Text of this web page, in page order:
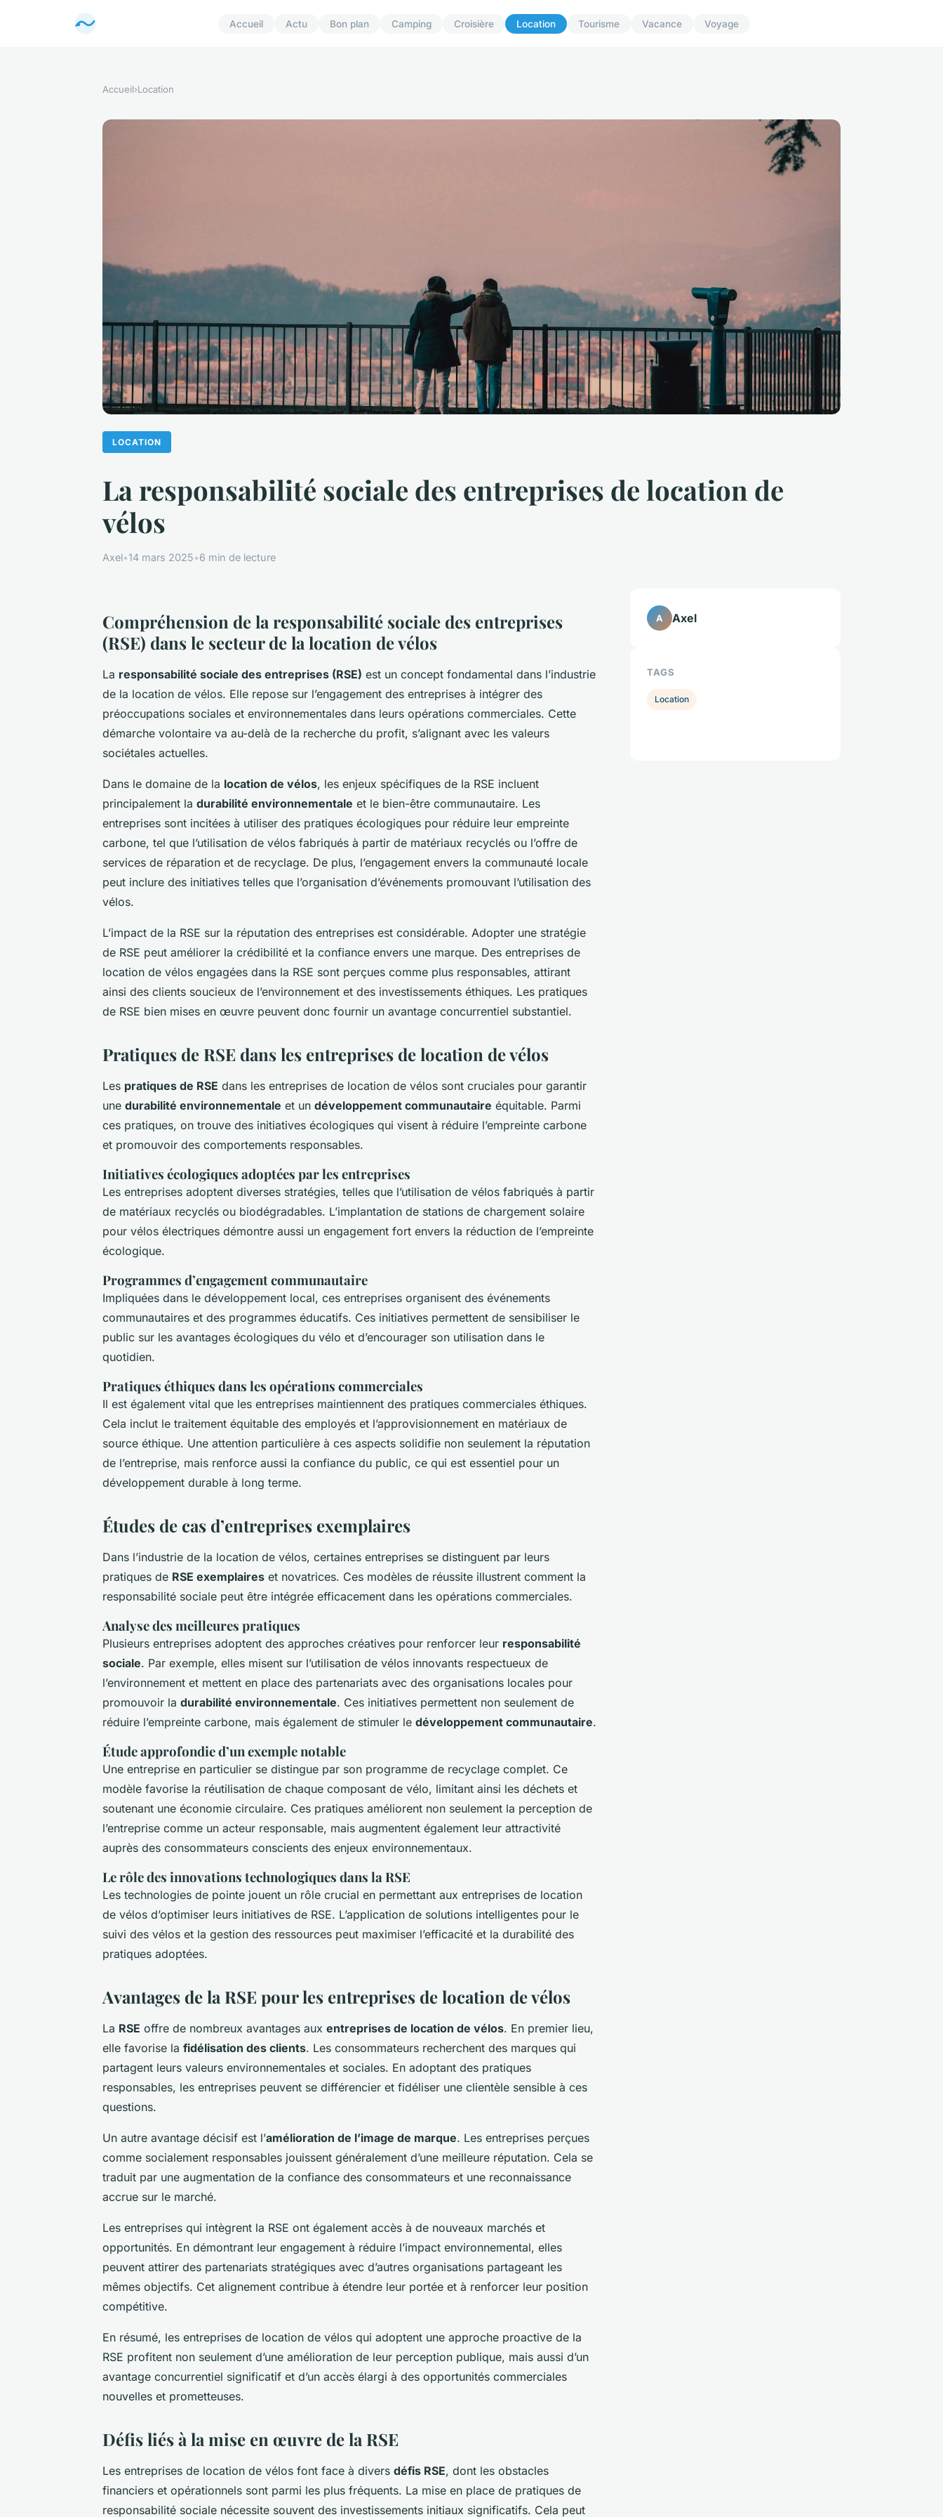
Accueil Actu Bon plan Camping Croisière Location Tourisme Vacance Voyage
Accueil›Location
LOCATION
La responsabilité sociale des entreprises de location de
vélos
Axel•14 mars 2025•6 min de lecture
Compréhension de la responsabilité sociale des entreprises
(RSE) dans le secteur de la location de vélos
La responsabilité sociale des entreprises (RSE) est un concept fondamental dans l’industrie
de la location de vélos. Elle repose sur l’engagement des entreprises à intégrer des
préoccupations sociales et environnementales dans leurs opérations commerciales. Cette
démarche volontaire va au-delà de la recherche du profit, s’alignant avec les valeurs
sociétales actuelles.
Dans le domaine de la location de vélos, les enjeux spécifiques de la RSE incluent
principalement la durabilité environnementale et le bien-être communautaire. Les
entreprises sont incitées à utiliser des pratiques écologiques pour réduire leur empreinte
carbone, tel que l’utilisation de vélos fabriqués à partir de matériaux recyclés ou l’offre de
services de réparation et de recyclage. De plus, l’engagement envers la communauté locale
peut inclure des initiatives telles que l’organisation d’événements promouvant l’utilisation des
vélos.
L’impact de la RSE sur la réputation des entreprises est considérable. Adopter une stratégie
de RSE peut améliorer la crédibilité et la confiance envers une marque. Des entreprises de
location de vélos engagées dans la RSE sont perçues comme plus responsables, attirant
ainsi des clients soucieux de l’environnement et des investissements éthiques. Les pratiques
de RSE bien mises en œuvre peuvent donc fournir un avantage concurrentiel substantiel.
Pratiques de RSE dans les entreprises de location de vélos
Les pratiques de RSE dans les entreprises de location de vélos sont cruciales pour garantir
une durabilité environnementale et un développement communautaire équitable. Parmi
ces pratiques, on trouve des initiatives écologiques qui visent à réduire l’empreinte carbone
et promouvoir des comportements responsables.
Initiatives écologiques adoptées par les entreprises
Les entreprises adoptent diverses stratégies, telles que l’utilisation de vélos fabriqués à partir
de matériaux recyclés ou biodégradables. L’implantation de stations de chargement solaire
pour vélos électriques démontre aussi un engagement fort envers la réduction de l’empreinte
écologique.
Programmes d’engagement communautaire
Impliquées dans le développement local, ces entreprises organisent des événements
communautaires et des programmes éducatifs. Ces initiatives permettent de sensibiliser le
public sur les avantages écologiques du vélo et d’encourager son utilisation dans le
quotidien.
Pratiques éthiques dans les opérations commerciales
Il est également vital que les entreprises maintiennent des pratiques commerciales éthiques.
Cela inclut le traitement équitable des employés et l’approvisionnement en matériaux de
source éthique. Une attention particulière à ces aspects solidifie non seulement la réputation
de l’entreprise, mais renforce aussi la confiance du public, ce qui est essentiel pour un
développement durable à long terme.
Études de cas d’entreprises exemplaires
Dans l’industrie de la location de vélos, certaines entreprises se distinguent par leurs
pratiques de RSE exemplaires et novatrices. Ces modèles de réussite illustrent comment la
responsabilité sociale peut être intégrée efficacement dans les opérations commerciales.
Analyse des meilleures pratiques
Plusieurs entreprises adoptent des approches créatives pour renforcer leur responsabilité
sociale. Par exemple, elles misent sur l’utilisation de vélos innovants respectueux de
l’environnement et mettent en place des partenariats avec des organisations locales pour
promouvoir la durabilité environnementale. Ces initiatives permettent non seulement de
réduire l’empreinte carbone, mais également de stimuler le développement communautaire.
Étude approfondie d’un exemple notable
Une entreprise en particulier se distingue par son programme de recyclage complet. Ce
modèle favorise la réutilisation de chaque composant de vélo, limitant ainsi les déchets et
soutenant une économie circulaire. Ces pratiques améliorent non seulement la perception de
l’entreprise comme un acteur responsable, mais augmentent également leur attractivité
auprès des consommateurs conscients des enjeux environnementaux.
Le rôle des innovations technologiques dans la RSE
Les technologies de pointe jouent un rôle crucial en permettant aux entreprises de location
de vélos d’optimiser leurs initiatives de RSE. L’application de solutions intelligentes pour le
suivi des vélos et la gestion des ressources peut maximiser l’efficacité et la durabilité des
pratiques adoptées.
Avantages de la RSE pour les entreprises de location de vélos
La RSE offre de nombreux avantages aux entreprises de location de vélos. En premier lieu,
elle favorise la fidélisation des clients. Les consommateurs recherchent des marques qui
partagent leurs valeurs environnementales et sociales. En adoptant des pratiques
responsables, les entreprises peuvent se différencier et fidéliser une clientèle sensible à ces
questions.
Un autre avantage décisif est l’amélioration de l’image de marque. Les entreprises perçues
comme socialement responsables jouissent généralement d’une meilleure réputation. Cela se
traduit par une augmentation de la confiance des consommateurs et une reconnaissance
accrue sur le marché.
Les entreprises qui intègrent la RSE ont également accès à de nouveaux marchés et
opportunités. En démontrant leur engagement à réduire l’impact environnemental, elles
peuvent attirer des partenariats stratégiques avec d’autres organisations partageant les
mêmes objectifs. Cet alignement contribue à étendre leur portée et à renforcer leur position
compétitive.
En résumé, les entreprises de location de vélos qui adoptent une approche proactive de la
RSE profitent non seulement d’une amélioration de leur perception publique, mais aussi d’un
avantage concurrentiel significatif et d’un accès élargi à des opportunités commerciales
nouvelles et prometteuses.
Défis liés à la mise en œuvre de la RSE
Les entreprises de location de vélos font face à divers défis RSE, dont les obstacles
financiers et opérationnels sont parmi les plus fréquents. La mise en place de pratiques de
responsabilité sociale nécessite souvent des investissements initiaux significatifs. Cela peut
A Axel
TAGS
Location